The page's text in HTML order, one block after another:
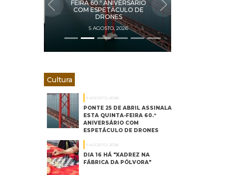
FEIRA 60.º ANIVERSÁRIO
COM ESPETÁCULO DE
DRONES
5 AGOSTO, 2026
PREVIOUS NEXT
Cultura
5 AGOSTO, 2026
PONTE 25 DE ABRIL ASSINALA
ESTA QUINTA-FEIRA 60.º
ANIVERSÁRIO COM
ESPETÁCULO DE DRONES
5 AGOSTO, 2026
DIA 16 HÁ "XADREZ NA
FÁBRICA DA PÓLVORA"